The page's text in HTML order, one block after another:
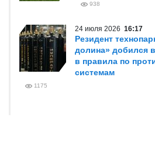
938
24 июля 2026 16:17
Резидент
долина» добился
в правила по
системам
1175